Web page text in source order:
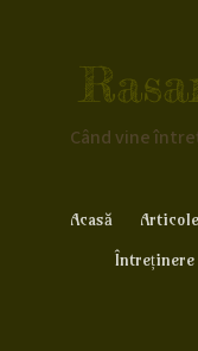
Când vine
Acasă Articole
Întreținere